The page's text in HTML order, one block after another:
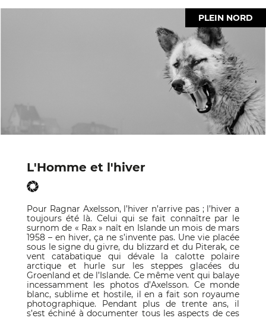
PLEIN NORD
L'Homme et l'hiver
Pour Ragnar Axelsson, l’hiver n’arrive pas ; l’hiver a
toujours été là. Celui qui se fait connaître par le
surnom de « Rax » naît en Islande un mois de mars
1958 – en hiver, ça ne s’invente pas. Une vie placée
sous le signe du givre, du blizzard et du Piterak, ce
vent catabatique qui dévale la calotte polaire
arctique et hurle sur les steppes glacées du
Groenland et de l’Islande. Ce même vent qui balaye
incessamment les photos d’Axelsson. Ce monde
blanc, sublime et hostile, il en a fait son royaume
photographique. Pendant plus de trente ans, il
s’est échiné à documenter tous les aspects de ces